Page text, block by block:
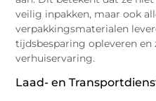
veilig inpakken, maar ook
verpakkingsmaterialen
tijdsbesparing opleveren
verhuiservaring.
Laad- en